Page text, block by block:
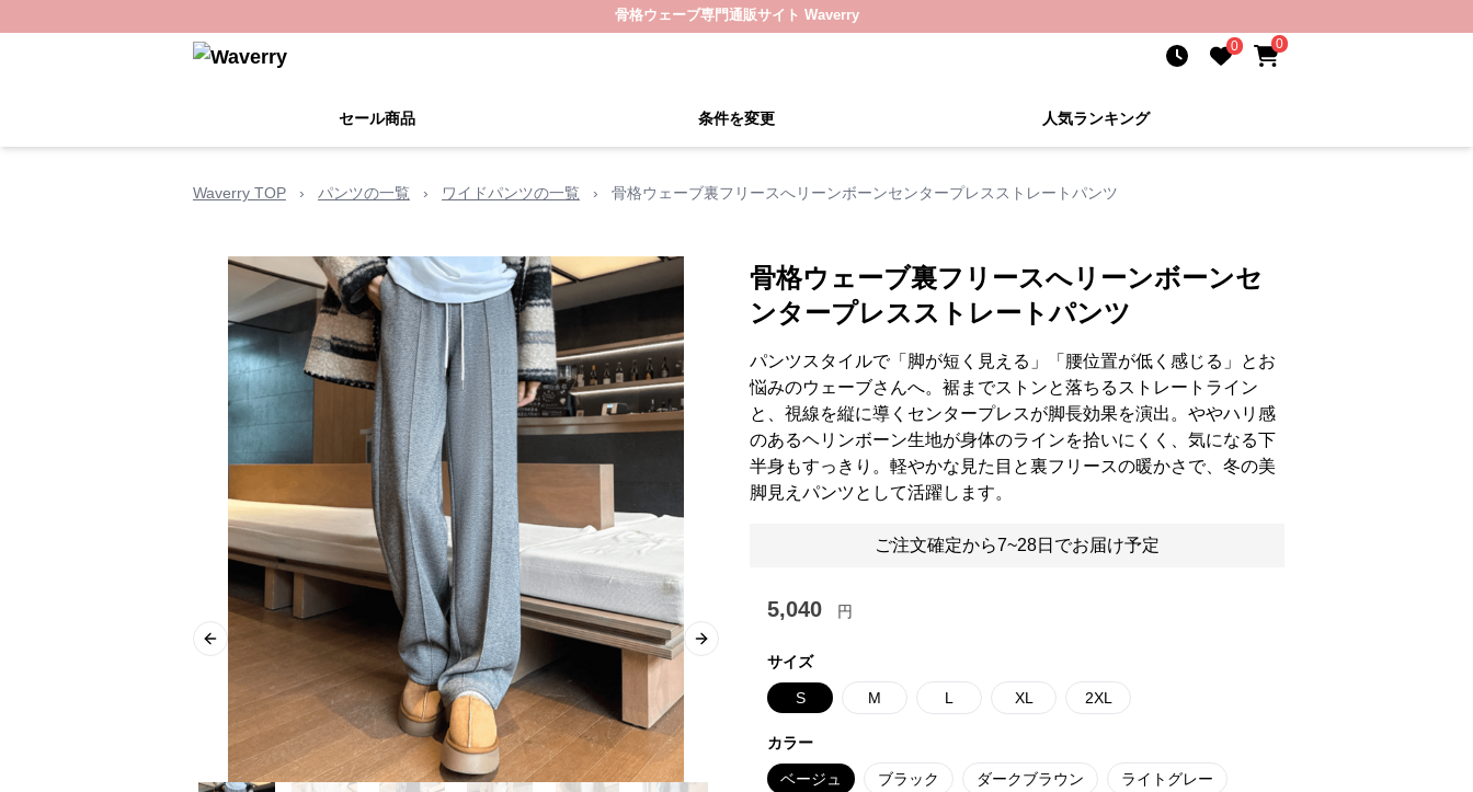
骨格ウェーブ専門通販サイト Waverry
0 0
セール商品 条件を変更 人気ランキング
Waverry TOP › パンツの一覧 › ワイドパンツの一覧 › 骨格ウェーブ裏フリースへリーンボーンセンタープレスストレートパンツ
Previous slide Next slide
骨格ウェーブ裏フリースへリーンボーンセ
ンタープレスストレートパンツ
パンツスタイルで「脚が短く見える」「腰位置が低く感じる」とお
悩みのウェーブさんへ。裾までストンと落ちるストレートライン
と、視線を縦に導くセンタープレスが脚長効果を演出。ややハリ感
のあるヘリンボーン生地が身体のラインを拾いにくく、気になる下
半身もすっきり。軽やかな見た目と裏フリースの暖かさで、冬の美
脚見えパンツとして活躍します。
ご注文確定から7~28日でお届け予定
5,040 円
サイズ
S M L XL 2XL
カラー
ベージュ ブラック ダークブラウン ライトグレー